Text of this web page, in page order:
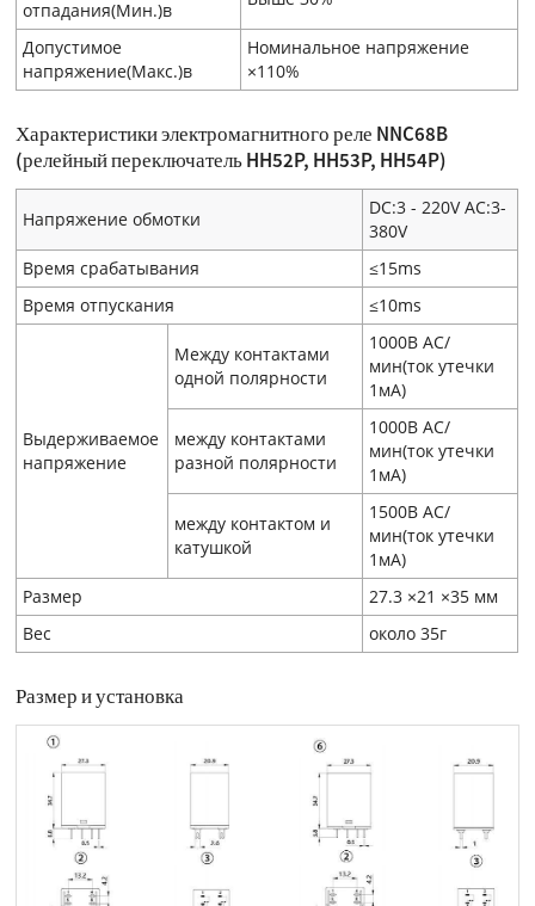
отпадания(Мин.)в
Допустимое
напряжение(Макс.)в
Номинальное напряжение
×110%
Характеристики электромагнитного реле NNC68B
(релейный переключатель HH52P, HH53P, HH54P)
Напряжение обмотки
DC:3 - 220V AC:3-
380V
Время срабатывания
≤15ms
Время отпускания
≤10ms
Выдерживаемое
напряжение
Между контактами
одной полярности
1000В AC/
мин(ток утечки
1мA)
между контактами
разной полярности
1000В AC/
мин(ток утечки
1мA)
между контактом и
катушкой
1500В AC/
мин(ток утечки
1мA)
Размер
27.3 ×21 ×35 мм
Вес
около 35г
Размер и установка